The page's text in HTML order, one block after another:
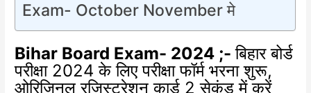
Exam- October November मे
Bihar Board Exam- 2024 ;-बिहार बोर्ड
परीक्षा 2024 के लिए परीक्षा फॉर्म भरना शुरू,
ओरिजिनल रजिस्ट्रेशन कार्ड 2 सेकंड में करें